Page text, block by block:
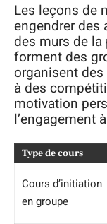
Les leçons de
engendrer des
des murs de
forment des
organisent
à des
motivation
l’engagement
Type de cours
Cours d’initiation
en groupe